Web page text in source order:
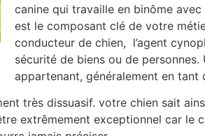
canine qui travaille en binôme
est le composant clé de votre
conducteur de chien, l’agent
sécurité de biens ou de personnes.
appartenant, généralement en tant
très dissuasif. votre chien sait
extrêmement exceptionnel car le